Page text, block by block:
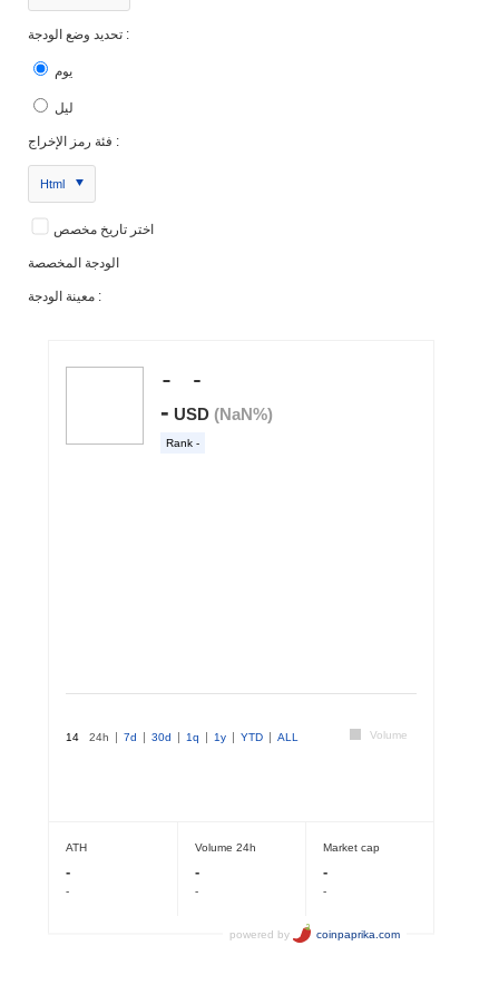
تحديد وضع الودجة :
يوم
ليل
فئة رمز الإخراج :
Html
اختر تاريخ مخصص
الودجة المخصصة
معينة الودجة :